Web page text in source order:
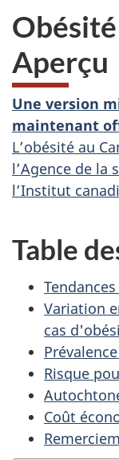
Aperçu
Une version
maintenant
L’obésité au
l’Agence de la
l’Institut
Table
Variation
cas
Risque
Coût